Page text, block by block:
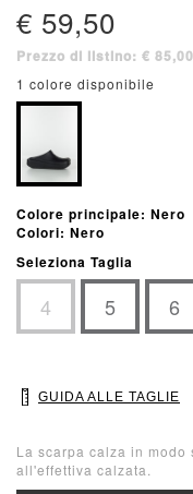
€ 59,50
Prezzo di listino: € 85,00
1 colore disponibile
Colore principale: Nero
Colori: Nero
Seleziona Taglia
4 5 6
GUIDA ALLE TAGLIE
La scarpa calza in
all'effettiva calzata.